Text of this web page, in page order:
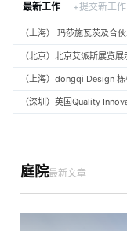
最新工作 +提交新工作
（北京）北京艾派斯展览
庭院最新文章